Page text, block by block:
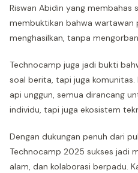
Riswan Abidin yang membahas
membuktikan bahwa wartawan
menghasilkan, tanpa
Technocamp juga jadi bukti
soal berita, tapi juga
api unggun, semua dirancang
individu, tapi juga ekosistem
Dengan dukungan penuh dari
Technocamp 2025 sukses jadi
alam, dan kolaborasi berpadu.